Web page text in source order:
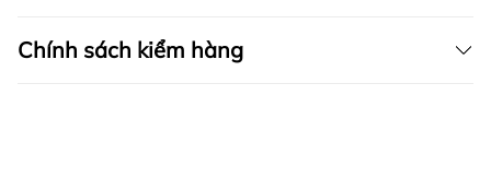
Chính sách kiểm hàng